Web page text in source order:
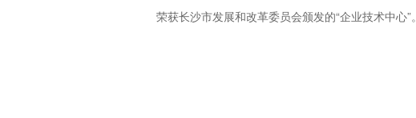
荣获长沙市发展和改革委员会颁发的“企业技术中心”。